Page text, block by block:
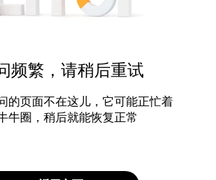
频繁，请稍后重试
的页面不在这儿，它可能正忙着
牛圈，稍后就能恢复正常